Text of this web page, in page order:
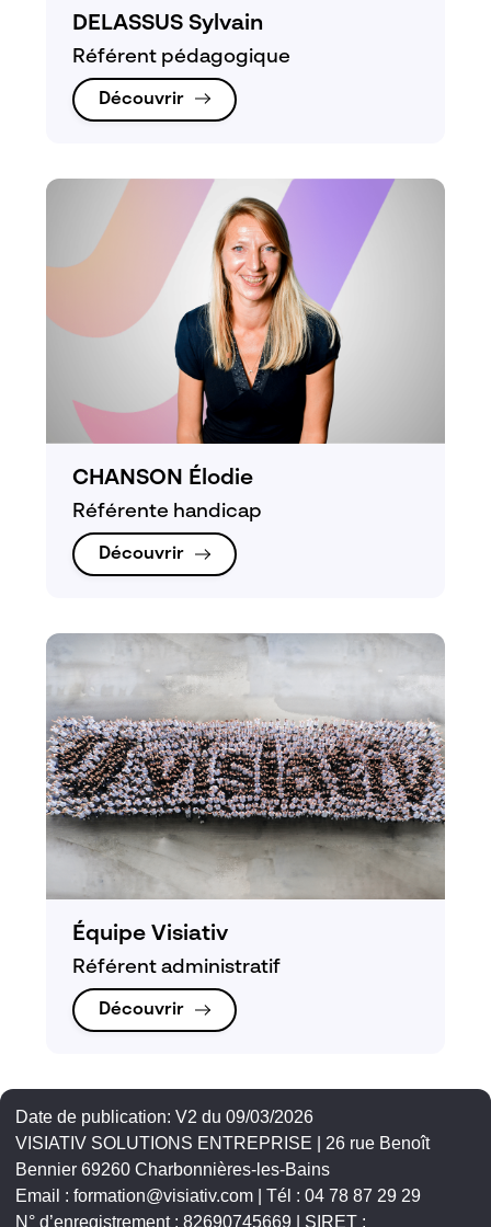
DELASSUS Sylvain
Référent pédagogique
Découvrir
CHANSON Élodie
Référente handicap
Découvrir
Équipe Visiativ
Référent administratif
Découvrir
Date de publication: V2 du 09/03/2026
VISIATIV SOLUTIONS ENTREPRISE | 26 rue Benoît
Bennier 69260 Charbonnières-les-Bains
Email : formation@visiativ.com | Tél : 04 78 87 29 29
N° d’enregistrement : 82690745669 | SIRET :